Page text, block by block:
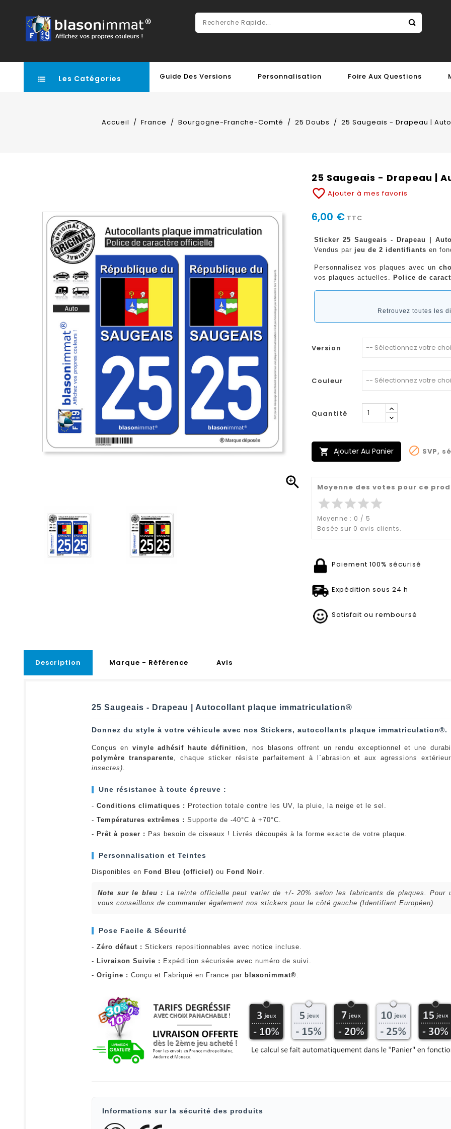
Les Catégories Guide Des Versions Personnalisation Foire Aux Questions
Accueil France Bourgogne-Franche-Comté 25 Doubs 25 Saugeais - Drapeau |

25 Saugeais - Drapeau |
favorite_border Ajouter à mes favoris
6,00 € TTC
Sticker 25 Saugeais - Drapeau |
Vendus par jeu de 2 identifiants en
Personnalisez vos plaques avec un
vos plaques actuelles.
Police de
Retrouvez toutes les
Version
Couleur
Quantité
 Ajouter Au Panier  SVP,
Moyenne des votes pour ce
starstarstarstarstar
Moyenne : 0 / 5
Basée sur 0 avis clients.
Paiement 100% sécurisé
Expédition sous 24 h
Satisfait ou remboursé
Description Marque - Référence Avis
25 Saugeais - Drapeau | Autocollant plaque immatriculation®
Donnez du style à votre véhicule avec nos Stickers, autocollants plaque immatriculation®.
Conçus en vinyle adhésif haute définition , nos blasons offrent un rendu exceptionnel et une
polymère transparente , chaque sticker résiste parfaitement à l`abrasion et aux agressions
insectes)
Une résistance à toute épreuve :
- Conditions climatiques : Protection totale contre les UV, la pluie, la neige et le sel.
- Températures extrêmes : Supporte de -40°C à +70°C.
- Prêt à poser : Pas besoin de ciseaux ! Livrés découpés à la forme exacte de votre plaque.
Personnalisation et Teintes
Disponibles en Fond Bleu (officiel) ou Fond Noir
Note sur le bleu : La teinte officielle peut varier de +/- 20% selon les fabricants de plaques. Pour
vous conseillons de commander également nos stickers pour le côté gauche (Identifiant Européen).
Pose Facile & Sécurité
- Zéro défaut : Stickers repositionnables avec notice incluse.
- Livraison Suivie : Expédition sécurisée avec numéro de suivi.
- Origine : Conçu et Fabriqué en France par blasonimmat®
Informations sur la sécurité des produits